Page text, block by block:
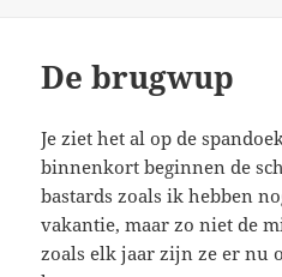
De brugwup
Je ziet het al op de
binnenkort beginnen de
bastards zoals ik hebben
vakantie, maar zo niet de
zoals elk jaar zijn ze er nu